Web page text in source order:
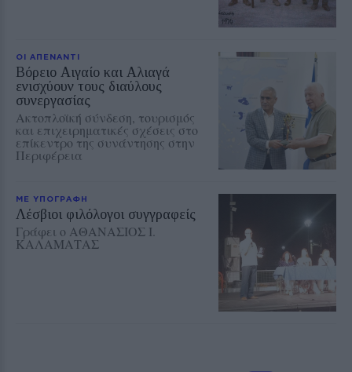
ΟΙ ΑΠΕΝΑΝΤΙ
Βόρειο Αιγαίο και Αλιαγά
ενισχύουν τους διαύλους
συνεργασίας
Ακτοπλοϊκή σύνδεση, τουρισμός
και επιχειρηματικές σχέσεις στο
επίκεντρο της συνάντησης στην
Περιφέρεια
ΜΕ ΥΠΟΓΡΑΦΗ
Λέσβιοι φιλόλογοι συγγραφείς
Γράφει ο ΑΘΑΝΑΣΙΟΣ Ι.
ΚΑΛΑΜΑΤΑΣ